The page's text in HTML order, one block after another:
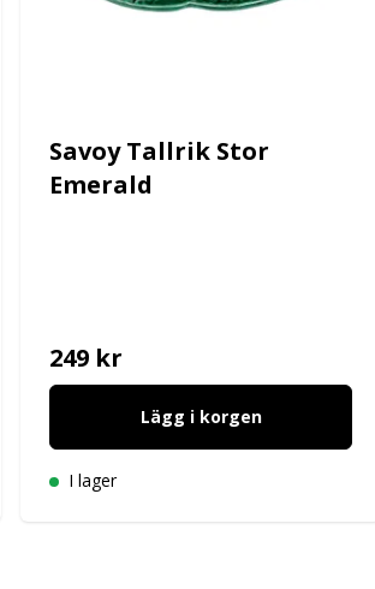
Savoy Tallrik Stor
Emerald
249 kr
Lägg i korgen
I lager